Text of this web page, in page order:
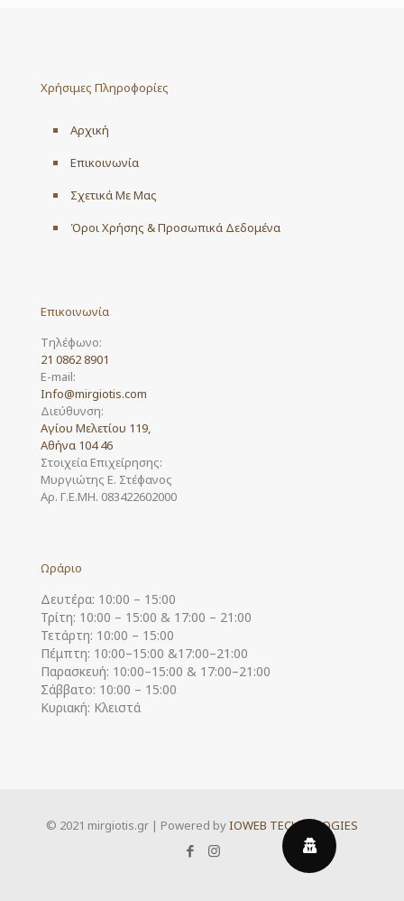
Χρήσιμες Πληροφορίες
Αρχική
Επικοινωνία
Σχετικά Με Μας
Όροι Χρήσης & Προσωπικά Δεδομένα
Επικοινωνία
Τηλέφωνο:
21 0862 8901
E-mail:
Info@mirgiotis.com
Διεύθυνση:
Αγίου Μελετίου 119,
Αθήνα 104 46
Στοιχεία Επιχείρησης:
Μυργιώτης Ε. Στέφανος
Αρ. Γ.Ε.ΜΗ. 083422602000
Ωράριο
Δευτέρα: 10:00 – 15:00
Τρίτη: 10:00 – 15:00 & 17:00 – 21:00
Τετάρτη: 10:00 – 15:00
Πέμπτη: 10:00–15:00 &17:00–21:00
Παρασκευή: 10:00–15:00 & 17:00–21:00
Σάββατο: 10:00 – 15:00
Κυριακή: Κλειστά
© 2021 mirgiotis.gr | Powered byIOWEB TECHNOLOGIES